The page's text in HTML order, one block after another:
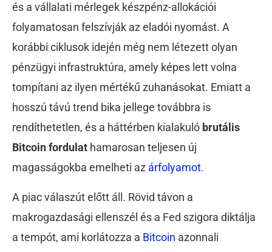
és a vállalati mérlegek készpénz-allokációi
folyamatosan felszívják az eladói nyomást. A
korábbi ciklusok idején még nem létezett olyan
pénzügyi infrastruktúra, amely képes lett volna
tompítani az ilyen mértékű zuhanásokat. Emiatt a
hosszú távú trend bika jellege továbbra is
rendíthetetlen, és a háttérben kialakuló brutális
Bitcoin fordulat hamarosan teljesen új
magasságokba emelheti az árfolyamot.
A piac válaszút előtt áll. Rövid távon a
makrogazdasági ellenszél és a Fed szigora diktálja
a tempót, ami korlátozza a Bitcoin azonnali